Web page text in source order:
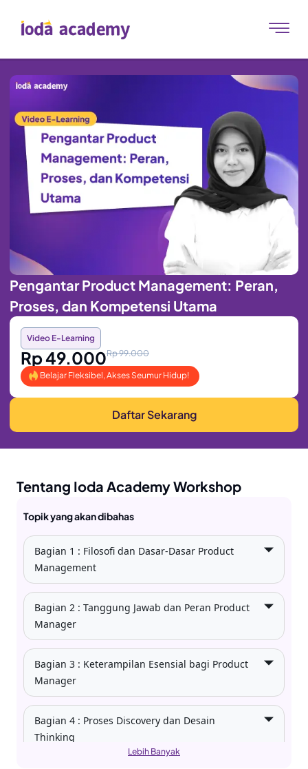
Pengantar Product Management: Peran,
Proses, dan Kompetensi Utama
Video E-Learning
Rp 49.000Rp 99.000
Belajar Fleksibel, Akses Seumur Hidup!
Daftar Sekarang
Tentang Ioda Academy Workshop
Topik yang akan dibahas
Bagian 1 : Filosofi dan Dasar-Dasar Product
Management
Bagian 2 : Tanggung Jawab dan Peran Product
Manager
Bagian 3 : Keterampilan Esensial bagi Product
Manager
Bagian 4 : Proses Discovery dan Desain
Thinking
Lebih Banyak